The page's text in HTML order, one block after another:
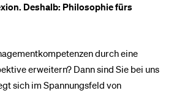
Deshalb: Philosophie fürs
durch eine
erweitern? Dann sind Sie bei uns
sich im Spannungsfeld von